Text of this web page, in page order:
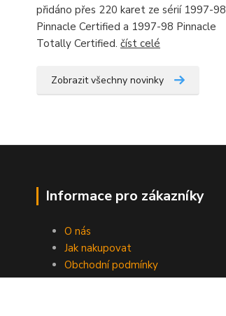
přidáno přes 220 karet ze sérií 1997-98
Pinnacle Certified a 1997-98 Pinnacle
Totally Certified. číst celé
Zobrazit všechny novinky
Informace pro zákazníky
O nás
Jak nakupovat
Obchodní podmínky
Fotogalerie